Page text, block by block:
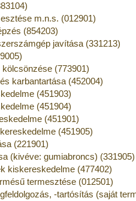
m.n.s. (012901)
(854203)
javítása (331213)
(773901)
karbantartása (452004)
(451903)
(451904)
(451901)
(451905)
(221901)
(kivéve: gumiabroncs) (331905)
kiskereskedelme (477402)
termesztése (012501)
-tartósítás (saját